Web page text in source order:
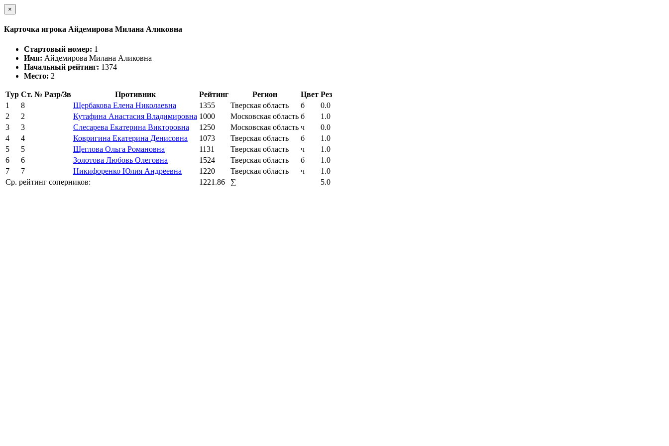
×
Карточка игрока Айдемирова Милана Аликовна
Стартовый номер: 1
Имя: Айдемирова Милана Аликовна
Начальный рейтинг: 1374
Место: 2
Тур Ст. № Разр/Зв Противник Рейтинг Регион Цвет Рез
1
8 Щербакова Елена Николаевна 1355 Тверская область б
0.0
2
2 Кутафина Анастасия Владимировна 1000 Московская область б
1.0
3
3 Слесарева Екатерина Викторовна 1250 Московская область ч
0.0
4
4 Ковригина Екатерина Денисовна 1073 Тверская область б
1.0
5
5 Щеглова Ольга Романовна 1131 Тверская область ч
1.0
6
6 Золотова Любовь Олеговна 1524 Тверская область б
1.0
7
7 Никифоренко Юлия Андреевна 1220 Тверская область ч
1.0
Ср. рейтинг соперников:
1221.86 ∑ 5.0